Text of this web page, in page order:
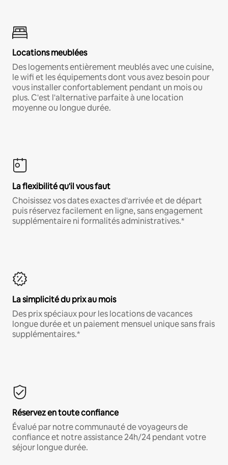
Locations meublées
Des logements entièrement meublés avec une cuisine,
le wifi et les équipements dont vous avez besoin pour
vous installer confortablement pendant un mois ou
plus. C'est l'alternative parfaite à une location
moyenne ou longue durée.
La flexibilité qu'il vous faut
Choisissez vos dates exactes d'arrivée et de départ
puis réservez facilement en ligne, sans engagement
supplémentaire ni formalités administratives.*
La simplicité du prix au mois
Des prix spéciaux pour les locations de vacances
longue durée et un paiement mensuel unique sans frais
supplémentaires.*
Réservez en toute confiance
Évalué par notre communauté de voyageurs de
confiance et notre assistance 24h/24 pendant votre
séjour longue durée.